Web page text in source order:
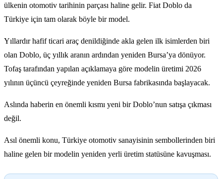
ülkenin otomotiv tarihinin parçası haline gelir. Fiat Doblo da
Türkiye için tam olarak böyle bir model.
Yıllardır hafif ticari araç denildiğinde akla gelen ilk isimlerden biri
olan Doblo, üç yıllık aranın ardından yeniden Bursa’ya dönüyor.
Tofaş tarafından yapılan açıklamaya göre modelin üretimi 2026
yılının üçüncü çeyreğinde yeniden Bursa fabrikasında başlayacak.
Aslında haberin en önemli kısmı yeni bir Doblo’nun satışa çıkması
değil.
Asıl önemli konu, Türkiye otomotiv sanayisinin sembollerinden biri
haline gelen bir modelin yeniden yerli üretim statüsüne kavuşması.